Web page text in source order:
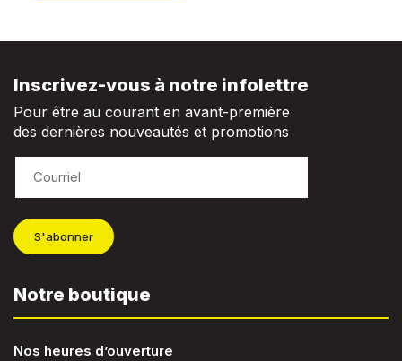
Notre boutique
Nos heures d’ouverture
Inscrivez-vous à notre infolettre
Pour être au courant en avant-première
des dernières nouveautés et promotions
S'abonner